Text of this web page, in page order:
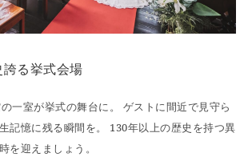
る挙式会場
一室が挙式の舞台に。 ゲストに間近で見守ら
記憶に残る瞬間を。 130年以上の歴史を持つ異
を迎えましょう。